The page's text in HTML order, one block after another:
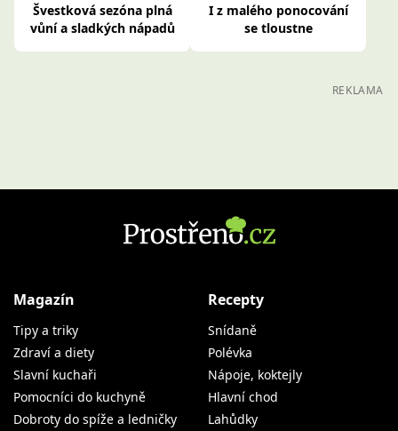
Švestková sezóna plná
vůní a sladkých nápadů
I z malého ponocování
se tloustne
REKLAMA
Magazín
Tipy a triky
Zdraví a diety
Slavní kuchaři
Pomocníci do kuchyně
Dobroty do spíže a ledničky
Recepty
Snídaně
Polévka
Nápoje, koktejly
Hlavní chod
Lahůdky